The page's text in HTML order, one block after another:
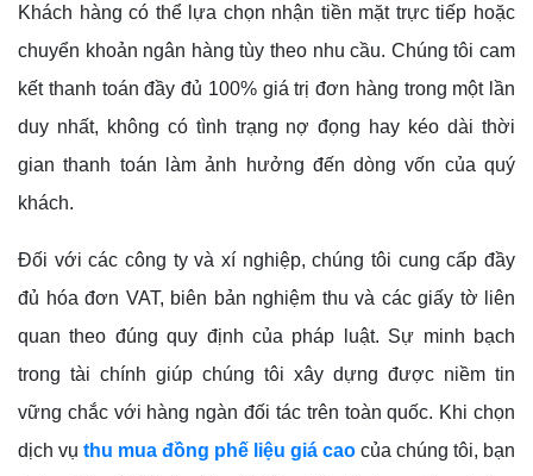
Khách hàng có thể lựa chọn nhận tiền mặt trực tiếp hoặc
chuyển khoản ngân hàng tùy theo nhu cầu. Chúng tôi cam
kết thanh toán đầy đủ 100% giá trị đơn hàng trong một lần
duy nhất, không có tình trạng nợ đọng hay kéo dài thời
gian thanh toán làm ảnh hưởng đến dòng vốn của quý
khách.
Đối với các công ty và xí nghiệp, chúng tôi cung cấp đầy
đủ hóa đơn VAT, biên bản nghiệm thu và các giấy tờ liên
quan theo đúng quy định của pháp luật. Sự minh bạch
trong tài chính giúp chúng tôi xây dựng được niềm tin
vững chắc với hàng ngàn đối tác trên toàn quốc. Khi chọn
dịch vụ thu mua đồng phế liệu giá cao của chúng tôi, bạn